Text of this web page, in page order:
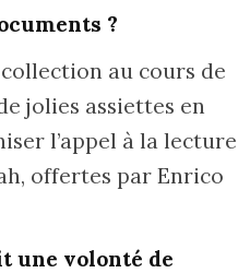
?
au cours de
jolies assiettes en
l’appel à la lecture
offertes par Enrico
une volonté de